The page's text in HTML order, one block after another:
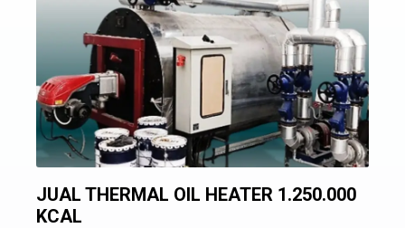
JUAL THERMAL OIL HEATER 1.250.000
KCAL